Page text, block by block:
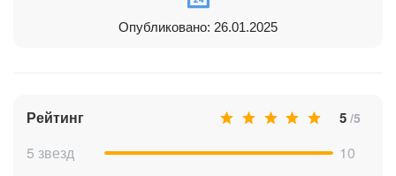
. Подключите ваш аккаунт на HeadHunter (HH.ru) и
общайтесь с соискателями прямо из crm - получайте
Полная интеграция с чатами Открытых линий
Битрикс24
Можно писать из карточки контакта, лида, сделки
Опубликовано: 26.01.2025
Рейтинг 5 /5
5 звезд
10